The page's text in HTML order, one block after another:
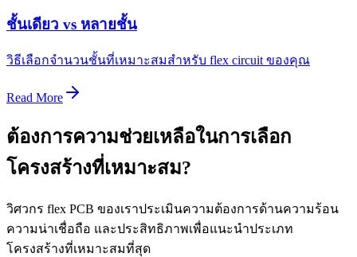
ชั้นเดียว vs หลายชั้น
วิธีเลือกจำนวนชั้นที่เหมาะสมสำหรับ flex circuit ของคุณ
Read More
ต้องการความช่วยเหลือในการเลือก
โครงสร้างที่เหมาะสม?
วิศวกร flex PCB ของเราประเมินความต้องการด้านความร้อน
ความน่าเชื่อถือ และประสิทธิภาพเพื่อแนะนำประเภท
โครงสร้างที่เหมาะสมที่สุด